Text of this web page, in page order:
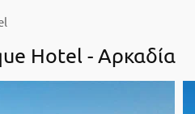
Hotel -Αρκαδία